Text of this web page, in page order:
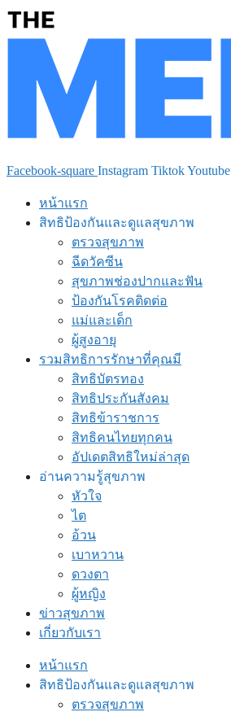
Facebook-square Instagram TiktokYoutube
หน้าแรก
สิทธิป้องกันและดูแลสุขภาพ
ตรวจสุขภาพ
ฉีดวัคซีน
สุขภาพช่องปากและฟัน
ป้องกันโรคติดต่อ
แม่และเด็ก
ผู้สูงอายุ
รวมสิทธิการรักษาที่คุณมี
สิทธิบัตรทอง
สิทธิประกันสังคม
สิทธิข้าราชการ
สิทธิคนไทยทุกคน
อัปเดตสิทธิใหม่ล่าสุด
อ่านความรู้สุขภาพ
หัวใจ
ไต
อ้วน
เบาหวาน
ดวงตา
ผู้หญิง
ข่าวสุขภาพ
เกี่ยวกับเรา
หน้าแรก
สิทธิป้องกันและดูแลสุขภาพ
ตรวจสุขภาพ